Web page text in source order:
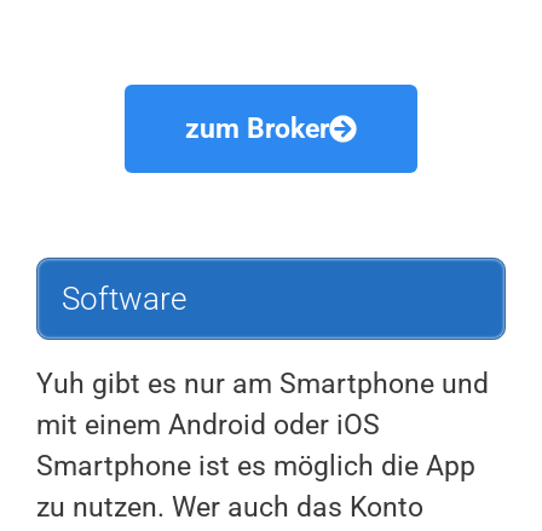
zum Broker
Software
Yuh gibt es nur am Smartphone und
mit einem Android oder iOS
Smartphone ist es möglich die App
zu nutzen. Wer auch das Konto